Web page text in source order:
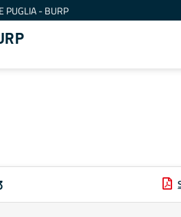
PUGLIA - BURP